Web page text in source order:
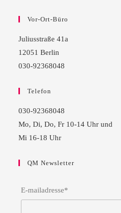
Vor-Ort-Büro
Juliusstraße 41a
12051 Berlin
030-92368048
Telefon
030-92368048
Mo, Di, Do, Fr 10-14 Uhr und
Mi 16-18 Uhr
QM Newsletter
E-mailadresse*